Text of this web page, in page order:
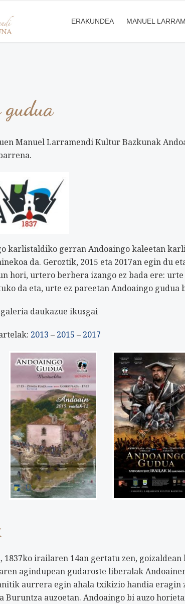
ERAKUNDEA MANUEL
gudua
Manuel Larramendi Kultur Bazkunak
karlistaldiko gerran Andoaingo kaleetan
da. Geroztik, 2015 eta 2017an egin du
hori, urtero berbera izango ez bada ere:
da eta, urte ez pareetan Andoaingo gudua
daukazue ikusgai
2013 – 2015 – 2017
1837ko irailaren 14an gertatu zen,
agindupean gudaroste liberalak
aurrera egin ahala txikizio handia
Buruntza auzoetan. Andoaingo bi auzo